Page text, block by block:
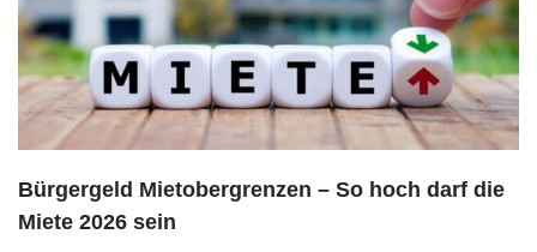
Bürgergeld Mietobergrenzen – So hoch darf die
Miete 2026 sein